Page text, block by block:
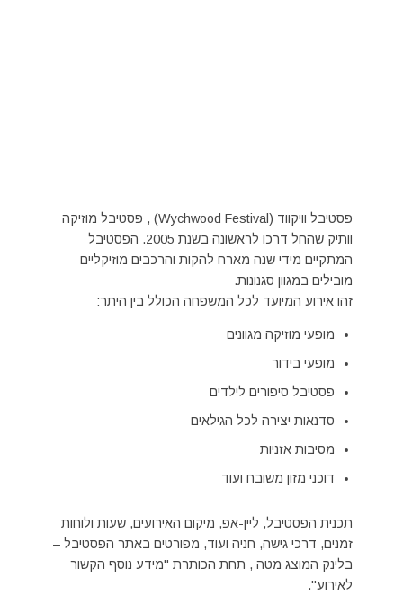
פסטיבל וויקווד (Wychwood Festival) , פסטיבל מוזיקה
וותיק שהחל דרכו לראשונה בשנת 2005. הפסטיבל
המתקיים מידי שנה מארח להקות והרכבים מוזיקליים
מובילים במגוון סגנונות.
זהו אירוע המיועד לכל המשפחה הכולל בין היתר:
מופעי מוזיקה מגוונים
מופעי בידור
פסטיבל סיפורים לילדים
סדנאות יצירה לכל הגילאים
מסיבות אזניות
דוכני מזון משובח ועוד
תכנית הפסטיבל, ליין-אפ, מיקום האירועים, שעות ולוחות
זמנים, דרכי גישה, חניה ועוד, מפורטים באתר הפסטיבל –
בלינק המוצג מטה , תחת הכותרת "מידע נוסף הקשור
לאירוע".